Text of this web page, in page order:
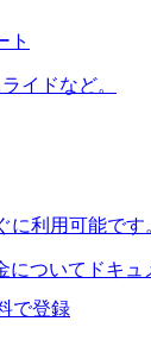
ト
イドなど。
利用可能です
について ドキュ
で登録